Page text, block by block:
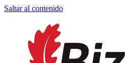
Saltar al contenido